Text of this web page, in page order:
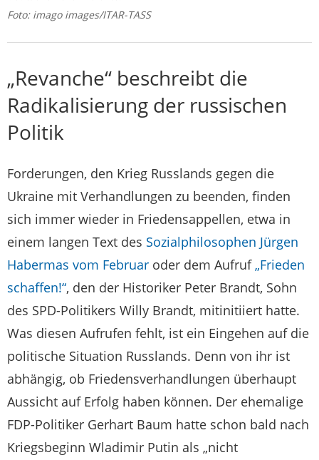
Foto: imago images/ITAR-TASS
„Revanche“ beschreibt die
Radikalisierung der russischen
Politik
Forderungen, den Krieg Russlands gegen die
Ukraine mit Verhandlungen zu beenden, finden
sich immer wieder in Friedensappellen, etwa in
einem langen Text des Sozialphilosophen Jürgen
Habermas vom Februar oder dem Aufruf„Frieden
schaffen!“, den der Historiker Peter Brandt, Sohn
des SPD-Politikers Willy Brandt, mitinitiiert hatte.
Was diesen Aufrufen fehlt, ist ein Eingehen auf die
politische Situation Russlands. Denn von ihr ist
abhängig, ob Friedensverhandlungen überhaupt
Aussicht auf Erfolg haben können. Der ehemalige
FDP-Politiker Gerhart Baum hatte schon bald nach
Kriegsbeginn Wladimir Putin als „nicht